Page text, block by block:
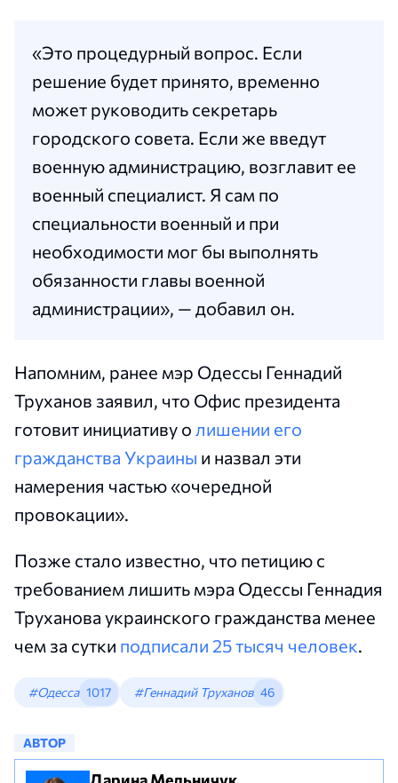
«Это процедурный вопрос. Если
решение будет принято, временно
может руководить секретарь
городского совета. Если же введут
военную администрацию, возглавит ее
военный специалист. Я сам по
специальности военный и при
необходимости мог бы выполнять
обязанности главы военной
администрации», — добавил он.
Напомним, ранее мэр Одессы Геннадий
Труханов заявил, что Офис президента
готовит инициативу о лишении его
гражданства Украины и назвал эти
намерения частью «очередной
провокации».
Позже стало известно, что петицию с
требованием лишить мэра Одессы Геннадия
Труханова украинского гражданства менее
чем за сутки подписали 25 тысяч человек.
#Одесса 1017 #Геннадий Труханов 46
АВТОР